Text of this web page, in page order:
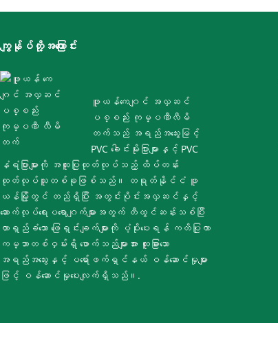
ကျွန်ုပ်တို့အကြောင်း
ဖူယန်ကေဂျင် အလှဆင်
ပစ္စည်း ကုမ္ပဏီလီမိ
တက်သည် အရည်အသွေးမြင့်
PVC ခေါင်းမိုးပြားများနှင့် PVC
နံရံပြားများကို အထူးပြုထုတ်လုပ်သည့် ထိပ်တန်း
ထုတ်လုပ်သူတစ်ခုဖြစ်သည်။ တရုတ်နိုင်ငံ ဖူ
ယန်မြို့တွင် တည်ရှိပြီး အတွင်းပိုင်းအလှဆင်နှင့်
ဆောက်လုပ်ရေးပရောဂျက်များအတွက် တီထွင်ဆန်းသစ်ပြီး
တာရှည်ခံသော ဖြေရှင်းချက်များကို ပံ့ပိုးပေးရန် ကတိပြုကာ
ကမ္ဘာတစ်ဝှမ်းရှိ ဖောက်သည်များအား ထူးခြားသော
အရည်အသွေးနှင့် ပရော်ဖက်ရှင်နယ် ဝန်ဆောင်မှုများ
ဖြင့် ဝန်ဆောင်မှုပေးလျက်ရှိသည်။.